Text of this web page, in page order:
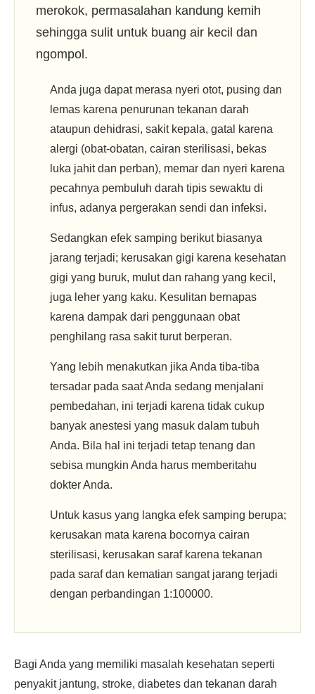
merokok, permasalahan kandung kemih
sehingga sulit untuk buang air kecil dan
ngompol.
Anda juga dapat merasa nyeri otot, pusing dan
lemas karena penurunan tekanan darah
ataupun dehidrasi, sakit kepala, gatal karena
alergi (obat-obatan, cairan sterilisasi, bekas
luka jahit dan perban), memar dan nyeri karena
pecahnya pembuluh darah tipis sewaktu di
infus, adanya pergerakan sendi dan infeksi.
Sedangkan efek samping berikut biasanya
jarang terjadi; kerusakan gigi karena kesehatan
gigi yang buruk, mulut dan rahang yang kecil,
juga leher yang kaku. Kesulitan bernapas
karena dampak dari penggunaan obat
penghilang rasa sakit turut berperan.
Yang lebih menakutkan jika Anda tiba-tiba
tersadar pada saat Anda sedang menjalani
pembedahan, ini terjadi karena tidak cukup
banyak anestesi yang masuk dalam tubuh
Anda. Bila hal ini terjadi tetap tenang dan
sebisa mungkin Anda harus memberitahu
dokter Anda.
Untuk kasus yang langka efek samping berupa;
kerusakan mata karena bocornya cairan
sterilisasi, kerusakan saraf karena tekanan
pada saraf dan kematian sangat jarang terjadi
dengan perbandingan 1:100000.
Bagi Anda yang memiliki masalah kesehatan seperti
penyakit jantung, stroke, diabetes dan tekanan darah